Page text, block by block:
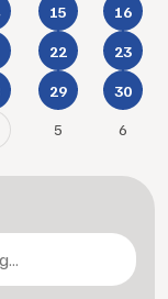
15 16
22 23
29 30
5 6